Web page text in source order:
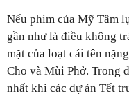
Nếu phim của Mỹ Tâm
gần như là điều không
mặt của loạt cái tên
Cho và Mùi Phở. Trong
nhất khi các dự án Tết